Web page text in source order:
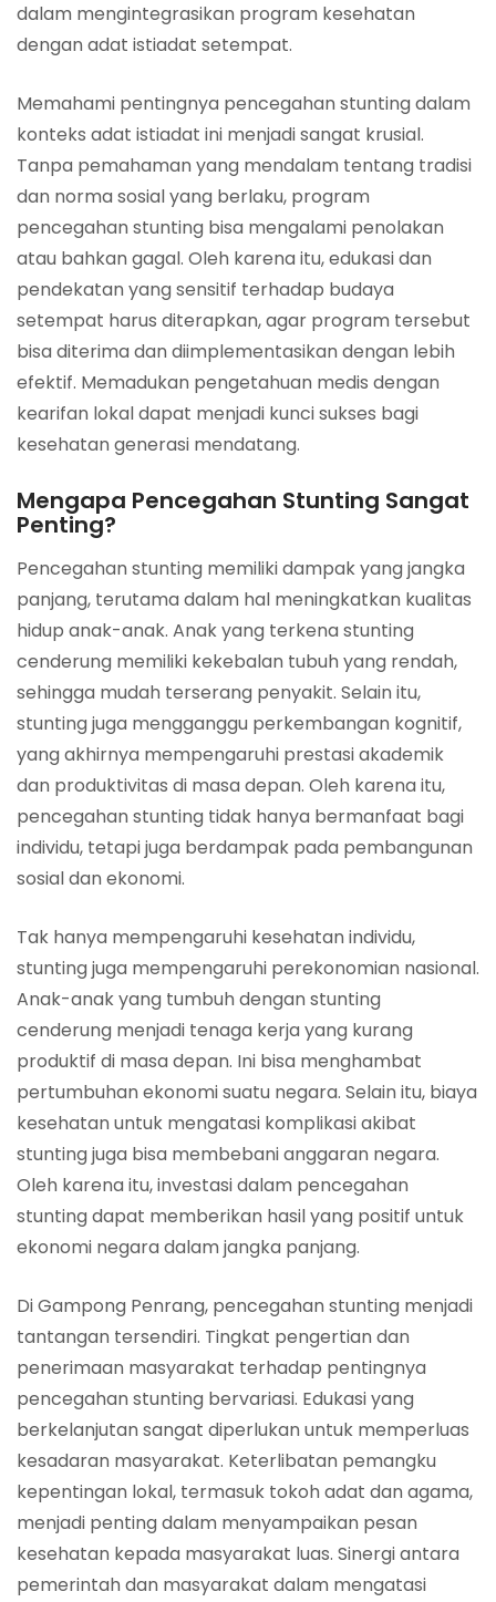
dalam mengintegrasikan program kesehatan
dengan adat istiadat setempat.
Memahami pentingnya pencegahan stunting dalam
konteks adat istiadat ini menjadi sangat krusial.
Tanpa pemahaman yang mendalam tentang tradisi
dan norma sosial yang berlaku, program
pencegahan stunting bisa mengalami penolakan
atau bahkan gagal. Oleh karena itu, edukasi dan
pendekatan yang sensitif terhadap budaya
setempat harus diterapkan, agar program tersebut
bisa diterima dan diimplementasikan dengan lebih
efektif. Memadukan pengetahuan medis dengan
kearifan lokal dapat menjadi kunci sukses bagi
kesehatan generasi mendatang.
Mengapa Pencegahan Stunting Sangat
Penting?
Pencegahan stunting memiliki dampak yang jangka
panjang, terutama dalam hal meningkatkan kualitas
hidup anak-anak. Anak yang terkena stunting
cenderung memiliki kekebalan tubuh yang rendah,
sehingga mudah terserang penyakit. Selain itu,
stunting juga mengganggu perkembangan kognitif,
yang akhirnya mempengaruhi prestasi akademik
dan produktivitas di masa depan. Oleh karena itu,
pencegahan stunting tidak hanya bermanfaat bagi
individu, tetapi juga berdampak pada pembangunan
sosial dan ekonomi.
Tak hanya mempengaruhi kesehatan individu,
stunting juga mempengaruhi perekonomian nasional.
Anak-anak yang tumbuh dengan stunting
cenderung menjadi tenaga kerja yang kurang
produktif di masa depan. Ini bisa menghambat
pertumbuhan ekonomi suatu negara. Selain itu, biaya
kesehatan untuk mengatasi komplikasi akibat
stunting juga bisa membebani anggaran negara.
Oleh karena itu, investasi dalam pencegahan
stunting dapat memberikan hasil yang positif untuk
ekonomi negara dalam jangka panjang.
Di Gampong Penrang, pencegahan stunting menjadi
tantangan tersendiri. Tingkat pengertian dan
penerimaan masyarakat terhadap pentingnya
pencegahan stunting bervariasi. Edukasi yang
berkelanjutan sangat diperlukan untuk memperluas
kesadaran masyarakat. Keterlibatan pemangku
kepentingan lokal, termasuk tokoh adat dan agama,
menjadi penting dalam menyampaikan pesan
kesehatan kepada masyarakat luas. Sinergi antara
pemerintah dan masyarakat dalam mengatasi